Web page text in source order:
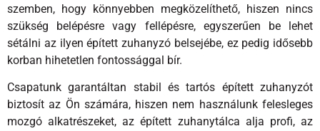
szemben, hogy könnyebben megközelíthető, hiszen nincs
szükség belépésre vagy fellépésre, egyszerűen be lehet
sétálni az ilyen épített zuhanyzó belsejébe, ez pedig idősebb
korban hihetetlen fontossággal bír.
Csapatunk garantáltan stabil és tartós épített zuhanyzót
biztosít az Ön számára, hiszen nem használunk felesleges
mozgó alkatrészeket, az épített zuhanytálca alja profi, az